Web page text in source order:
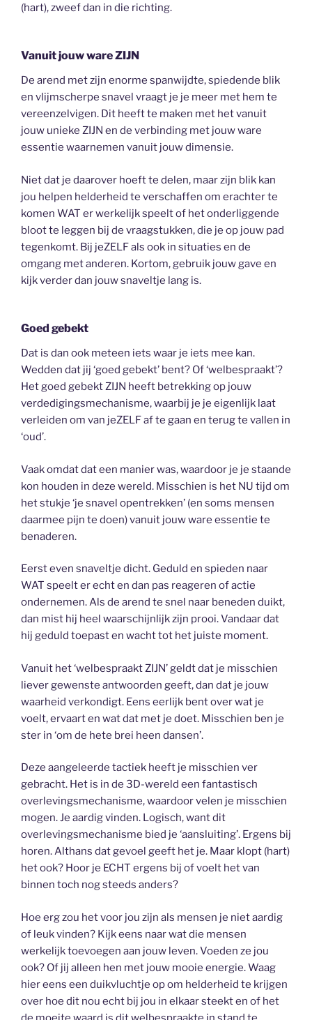
(hart), zweef dan in die richting.
Vanuit jouw ware ZIJN
De arend met zijn enorme spanwijdte, spiedende blik
en vlijmscherpe snavel vraagt je je meer met hem te
vereenzelvigen. Dit heeft te maken met het vanuit
jouw unieke ZIJN en de verbinding met jouw ware
essentie waarnemen vanuit jouw dimensie.
Niet dat je daarover hoeft te delen, maar zijn blik kan
jou helpen helderheid te verschaffen om erachter te
komen WAT er werkelijk speelt of het onderliggende
bloot te leggen bij de vraagstukken, die je op jouw pad
tegenkomt. Bij jeZELF als ook in situaties en de
omgang met anderen. Kortom, gebruik jouw gave en
kijk verder dan jouw snaveltje lang is.
Goed gebekt
Dat is dan ook meteen iets waar je iets mee kan.
Wedden dat jij ‘goed gebekt’ bent? Of ‘welbespraakt’?
Het goed gebekt ZIJN heeft betrekking op jouw
verdedigingsmechanisme, waarbij je je eigenlijk laat
verleiden om van jeZELF af te gaan en terug te vallen in
‘oud’.
Vaak omdat dat een manier was, waardoor je je staande
kon houden in deze wereld. Misschien is het NU tijd om
het stukje ‘je snavel opentrekken’ (en soms mensen
daarmee pijn te doen) vanuit jouw ware essentie te
benaderen.
Eerst even snaveltje dicht. Geduld en spieden naar
WAT speelt er echt en dan pas reageren of actie
ondernemen. Als de arend te snel naar beneden duikt,
dan mist hij heel waarschijnlijk zijn prooi. Vandaar dat
hij geduld toepast en wacht tot het juiste moment.
Vanuit het ‘welbespraakt ZIJN’ geldt dat je misschien
liever gewenste antwoorden geeft, dan dat je jouw
waarheid verkondigt. Eens eerlijk bent over wat je
voelt, ervaart en wat dat met je doet. Misschien ben je
ster in ‘om de hete brei heen dansen’.
Deze aangeleerde tactiek heeft je misschien ver
gebracht. Het is in de 3D-wereld een fantastisch
overlevingsmechanisme, waardoor velen je misschien
mogen. Je aardig vinden. Logisch, want dit
overlevingsmechanisme bied je ‘aansluiting’. Ergens bij
horen. Althans dat gevoel geeft het je. Maar klopt (hart)
het ook? Hoor je ECHT ergens bij of voelt het van
binnen toch nog steeds anders?
Hoe erg zou het voor jou zijn als mensen je niet aardig
of leuk vinden? Kijk eens naar wat die mensen
werkelijk toevoegen aan jouw leven. Voeden ze jou
ook? Of jij alleen hen met jouw mooie energie. Waag
hier eens een duikvluchtje op om helderheid te krijgen
over hoe dit nou echt bij jou in elkaar steekt en of het